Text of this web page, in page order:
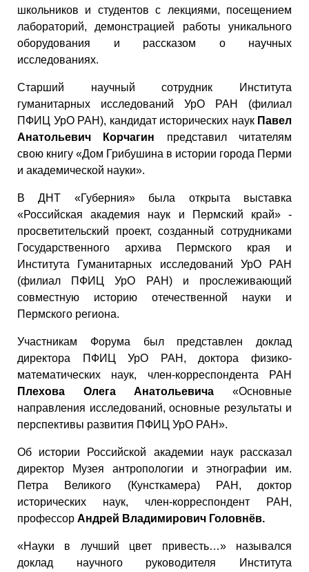
школьников и студентов с лекциями, посещением
лабораторий, демонстрацией работы уникального
оборудования и рассказом о научных
исследованиях.
Старший научный сотрудник Института
гуманитарных исследований УрО РАН (филиал
ПФИЦ УрО РАН), кандидат исторических наук Павел
Анатольевич Корчагин представил читателям
свою книгу «Дом Грибушина в истории города Перми
и академической науки».
В ДНТ «Губерния» была открыта выставка
«Российская академия наук и Пермский край» -
просветительский проект, созданный сотрудниками
Государственного архива Пермского края и
Института Гуманитарных исследований УрО РАН
(филиал ПФИЦ УрО РАН) и прослеживающий
совместную историю отечественной науки и
Пермского региона.
Участникам Форума был представлен доклад
директора ПФИЦ УрО РАН, доктора физико-
математических наук, член-корреспондента РАН
Плехова Олега Анатольевича «Основные
направления исследований, основные результаты и
перспективы развития ПФИЦ УрО РАН».
Об истории Российской академии наук рассказал
директор Музея антропологии и этнографии им.
Петра Великого (Кунсткамера) РАН, доктор
исторических наук, член-корреспондент РАН,
профессор Андрей Владимирович Головнёв.
«Науки в лучший цвет привесть…» назывался
доклад научного руководителя Института